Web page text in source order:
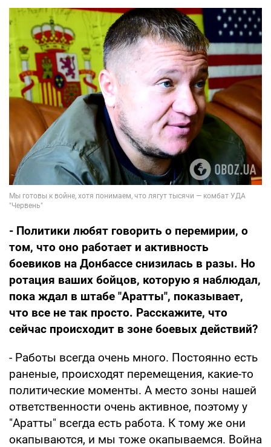
- Политики любят говорить о перемирии, о
том, что оно работает и активность
боевиков на Донбассе снизилась в разы. Но
ротация ваших бойцов, которую я наблюдал,
пока ждал в штабе "Аратты", показывает,
что все не так просто. Расскажите, что
сейчас происходит в зоне боевых действий?
- Работы всегда очень много. Постоянно есть
раненые, происходят перемещения, какие-то
политические моменты. А место зоны нашей
ответственности очень активное, поэтому у
"Аратты" всегда есть работа. К тому же они
окапываются, и мы тоже окапываемся. Война